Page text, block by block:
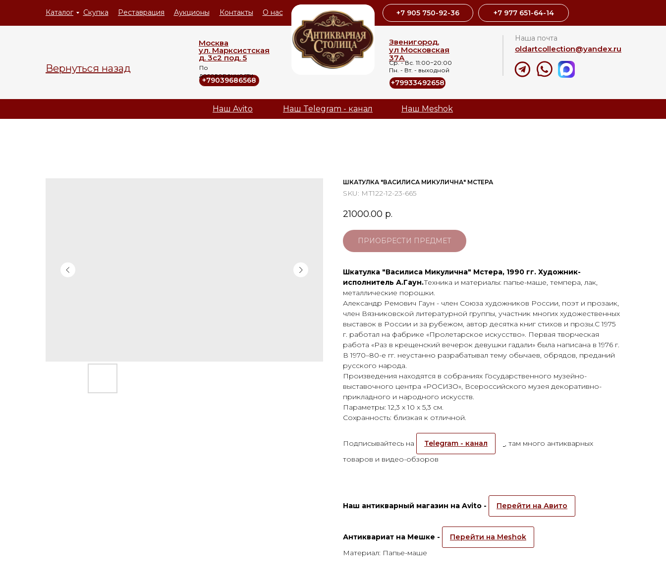
Наша почта
Аукционы
Реставрация
Скупка Контакты О нас
Каталог
oldartcollection@yandex.ru
+7 977 651-64-14
Москва
ул. Марксистская
д. 3с2 под. 5
+79039686568
По
договоренности
+7 905 750-92-36
Вернуться назад
Звенигород,
ул Московская
37А
Ср. - Вс. 11:00−20:00
Пн. - Вт. - выходной
+79933492658
Наш Meshok
Наш Avito Наш Telegram - канал
ШКАТУЛКА "ВАСИЛИСА МИКУЛИЧНА" МСТЕРА
SKU: МТ122-12-23-665
21000.00 р.
ПРИОБРЕСТИ ПРЕДМЕТ
Шкатулка "Василиса Микулична" Мстера, 1990 гг. Художник-
исполнитель А.Гаун.Техника и материалы: папье-маше, темпера, лак,
металлические порошки.
Александр Ремович Гаун - член Союза художников России, поэт и прозаик,
член Вязниковской литературной группы, участник многих художественных
выставок в России и за рубежом, автор десятка книг стихов и прозы.С 1975
г. работал на фабрике «Пролетарское искусство». Первая творческая
работа «Раз в крещенский вечерок девушки гадали» была написана в 1976 г.
В 1970–80-е гг. неустанно разрабатывал тему обычаев, обрядов, преданий
русского народа.
Произведения находятся в собраниях Государственного музейно-
выставочного центра «РОСИЗО», Всероссийского музея декоративно-
прикладного и народного искусств.
Параметры: 12,3 х 10 х 5,3 см.
Сохранность: близкая к отличной.
Подписывайтесь на Telegram - канал
, там много антикварных
товаров и видео-обзоров
Наш антикварный магазин на Avito - Перейти на Авито
Антиквариат на Мешке -
Перейти на Meshok
Материал: Папье-маше